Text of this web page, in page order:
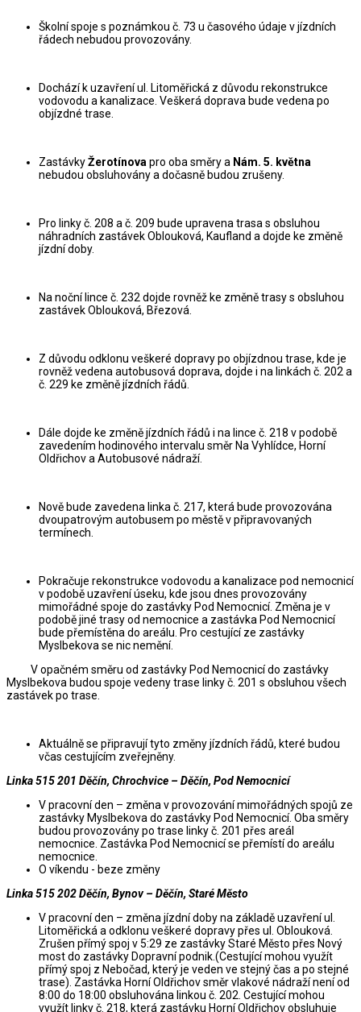
Školní spoje s poznámkou č. 73 u časového údaje v jízdních
řádech nebudou provozovány.
Dochází k uzavření ul. Litoměřická z důvodu rekonstrukce
vodovodu a kanalizace. Veškerá doprava bude vedena po
objízdné trase.
ZastávkyŽerotínova pro oba směry a Nám. 5. května
nebudou obsluhovány a dočasně budou zrušeny.
Pro linky č. 208 a č. 209 bude upravena trasa s obsluhou
náhradních zastávek Oblouková, Kaufland a dojde ke změně
jízdní doby.
Na noční lince č. 232 dojde rovněž ke změně trasy s obsluhou
zastávek Oblouková, Březová.
Z důvodu odklonu veškeré dopravy po objízdnou trase, kde je
rovněž vedena autobusová doprava, dojde i na linkách č. 202 a
č. 229 ke změně jízdních řádů.
Dále dojde ke změně jízdních řádů i na lince č. 218 v podobě
zavedením hodinového intervalu směr Na Vyhlídce, Horní
Oldřichov a Autobusové nádraží.
Nově bude zavedena linka č. 217, která bude provozována
dvoupatrovým autobusem po městě v připravovaných
termínech.
Pokračuje rekonstrukce vodovodu a kanalizace pod nemocnicí
v podobě uzavření úseku, kde jsou dnes provozovány
mimořádné spoje do zastávky Pod Nemocnicí. Změna je v
podobě jiné trasy od nemocnice a zastávka Pod Nemocnicí
bude přemístěna do areálu. Pro cestující ze zastávky
Myslbekova se nic nemění.
V opačném směru od zastávky Pod Nemocnicí do zastávky
Myslbekova budou spoje vedeny trase linky č. 201 s obsluhou všech
zastávek po trase.
Aktuálně se připravují tyto změny jízdních řádů, které budou
včas cestujícím zveřejněny.
Linka 515 201 Děčín, Chrochvice – Děčín, Pod Nemocnicí
V pracovní den – změna v provozování mimořádných spojů ze
zastávky Myslbekova do zastávky Pod Nemocnicí. Oba směry
budou provozovány po trase linky č. 201 přes areál
nemocnice. Zastávka Pod Nemocnicí se přemístí do areálu
nemocnice.
O víkendu - beze změny
Linka 515 202 Děčín, Bynov – Děčín, Staré Město
V pracovní den – změna jízdní doby na základě uzavření ul.
Litoměřická a odklonu veškeré dopravy přes ul. Oblouková.
Zrušen přímý spoj v 5:29 ze zastávky Staré Město přes Nový
most do zastávky Dopravní podnik.(Cestující mohou využít
přímý spoj z Nebočad, který je veden ve stejný čas a po stejné
trase). Zastávka Horní Oldřichov směr vlakové nádraží není od
8:00 do 18:00 obsluhována linkou č. 202. Cestující mohou
využít linky č. 218, která zastávku Horní Oldřichov obsluhuje